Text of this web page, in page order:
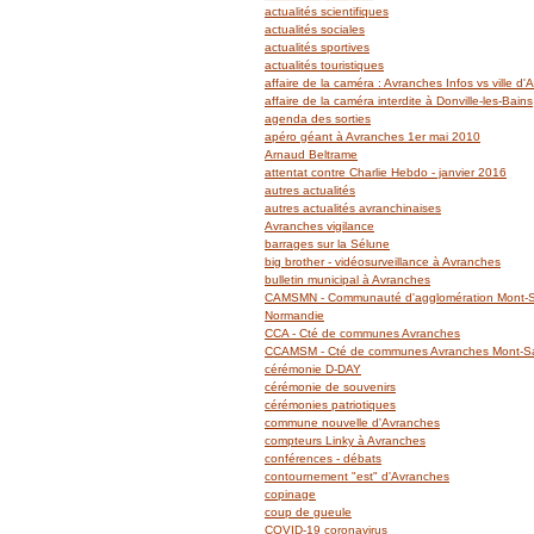
actualités scientifiques
actualités sociales
actualités sportives
actualités touristiques
affaire de la caméra : Avranches Infos vs ville
affaire de la caméra interdite à Donville-les-Bains
agenda des sorties
apéro géant à Avranches 1er mai 2010
Arnaud Beltrame
attentat contre Charlie Hebdo - janvier 2016
autres actualités
autres actualités avranchinaises
Avranches vigilance
barrages sur la Sélune
big brother - vidéosurveillance à Avranches
bulletin municipal à Avranches
CAMSMN - Communauté d'agglomération Mont-
Normandie
CCA - Cté de communes Avranches
CCAMSM - Cté de communes Avranches Mont-
cérémonie D-DAY
cérémonie de souvenirs
cérémonies patriotiques
commune nouvelle d'Avranches
compteurs Linky à Avranches
conférences - débats
contournement "est" d'Avranches
copinage
coup de gueule
COVID-19 coronavirus